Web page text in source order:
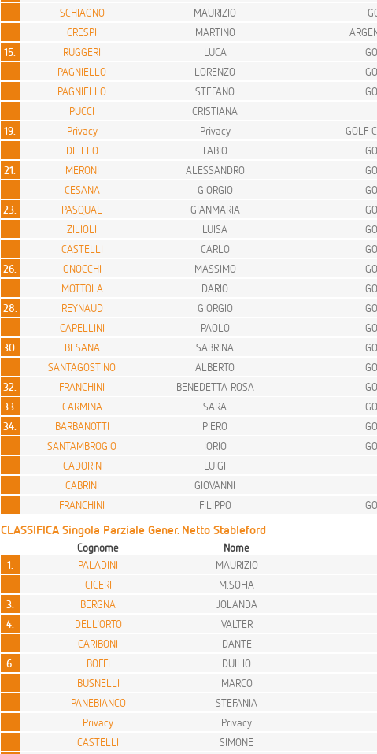
SCHIAGNO
MAURIZIO
CRESPI
MARTINO
15.
RUGGERI LUCA
PAGNIELLO
LORENZO
PAGNIELLO
STEFANO
PUCCI
CRISTIANA
19.
Privacy Privacy GOLF
DE LEO
FABIO
21.
MERONI ALESSANDRO
CESANA
GIORGIO
23.
PASQUAL GIANMARIA
ZILIOLI
LUISA
CASTELLI
CARLO
26.
GNOCCHI MASSIMO
MOTTOLA
DARIO
28.
REYNAUD GIORGIO
CAPELLINI
PAOLO
30.
BESANA SABRINA
SANTAGOSTINO
ALBERTO
32.
FRANCHINI BENEDETTA ROSA
33.
CARMINA SARA
34.
BARBANOTTI PIERO
SANTAMBROGIO
IORIO
CADORIN
LUIGI
CABRINI
GIOVANNI
FRANCHINI
FILIPPO
CLASSIFICA Singola Parziale Gener. Netto Stableford
Cognome Nome
1.
PALADINI MAURIZIO
CICERI
M.SOFIA
3.
BERGNA JOLANDA
4.
DELL'ORTO VALTER
CARIBONI
DANTE
6.
BOFFI DUILIO
BUSNELLI
MARCO
PANEBIANCO
STEFANIA
Privacy
Privacy
CASTELLI
SIMONE